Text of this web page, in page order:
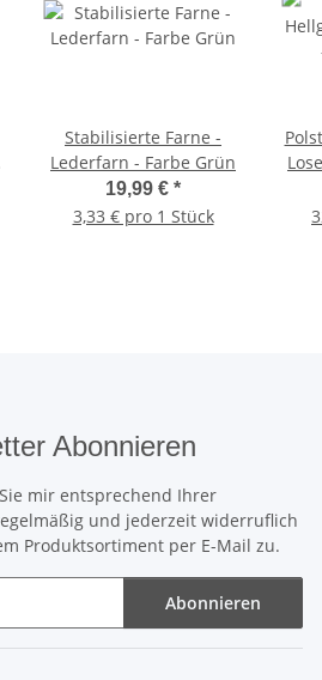
Stabilisierte Farne -
Lederfarn - Farbe Grün
19,99 € *
3,33 € pro 1 Stück
Abonnieren
mir entsprechend Ihrer
und jederzeit widerruflich
Produktsortiment per E-Mail zu.
Abonnieren